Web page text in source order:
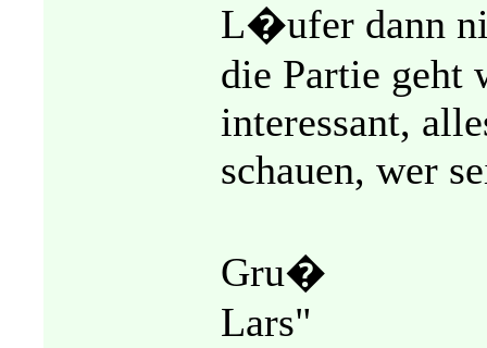
L�ufer dann
die Partie geht
interessant,
schauen, wer
Gru�
Lars"